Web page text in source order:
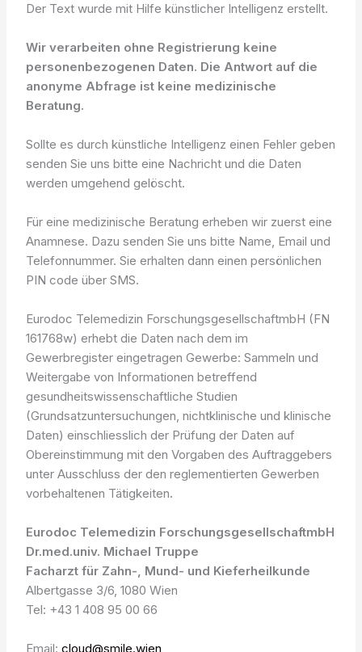
Der Text wurde mit Hilfe künstlicher Intelligenz erstellt.
Wir verarbeiten ohne Registrierung keine
personenbezogenen Daten. Die Antwort auf die
anonyme Abfrage ist keine medizinische
Beratung.
Sollte es durch künstliche Intelligenz einen Fehler geben
senden Sie uns bitte eine Nachricht und die Daten
werden umgehend gelöscht.
Für eine medizinische Beratung erheben wir zuerst eine
Anamnese. Dazu senden Sie uns bitte Name, Email und
Telefonnummer. Sie erhalten dann einen persönlichen
PIN code über SMS.
Eurodoc Telemedizin ForschungsgesellschaftmbH (FN
161768w) erhebt die Daten nach dem im
Gewerbregister eingetragen Gewerbe: Sammeln und
Weitergabe von Informationen betreffend
gesundheitswissenschaftliche Studien
(Grundsatzuntersuchungen, nichtklinische und klinische
Daten) einschliesslich der Prüfung der Daten auf
Obereinstimmung mit den Vorgaben des Auftraggebers
unter Ausschluss der den reglementierten Gewerben
vorbehaltenen Tätigkeiten.
Eurodoc Telemedizin ForschungsgesellschaftmbH
Dr.med.univ. Michael Truppe
Facharzt für Zahn-, Mund- und Kieferheilkunde
Albertgasse 3/6, 1080 Wien
Tel: +43 1 408 95 00 66
Email:cloud@smile.wien